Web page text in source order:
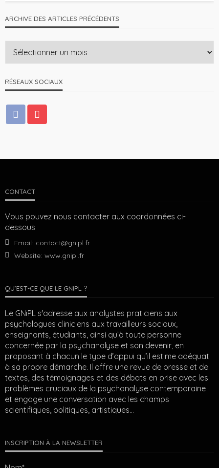
ARCHIVE DES ARTICLES PRÉCÉDENTS
RÉSEAUX SOCIAUX
CONTACT
Vous pouvez nous contacter aux coordonnées ci-
dessous
Email: contact@gnipl.fr
Website: www.gnipl.fr
QU’EST-CE QUE LE GNIPL ?
Le GNiPL s'adresse aux analystes praticiens aux
psychologues cliniciens aux travailleurs sociaux,
enseignants, étudiants, ainsi qu’à toute personne
concernée par la psychanalyse et son devenir, en
proposant à chacun le type d’appui qu’il estime adéquat
à sa propre démarche. Il offre une revue de presse et de
textes, des témoignages et des débats en prise avec les
problèmes cruciaux de la psychanalyse contemporaine
et engage une conversation avec les champs
scientifiques, politiques, artistiques…
INSCRIPTION À LA NEWSLETTER